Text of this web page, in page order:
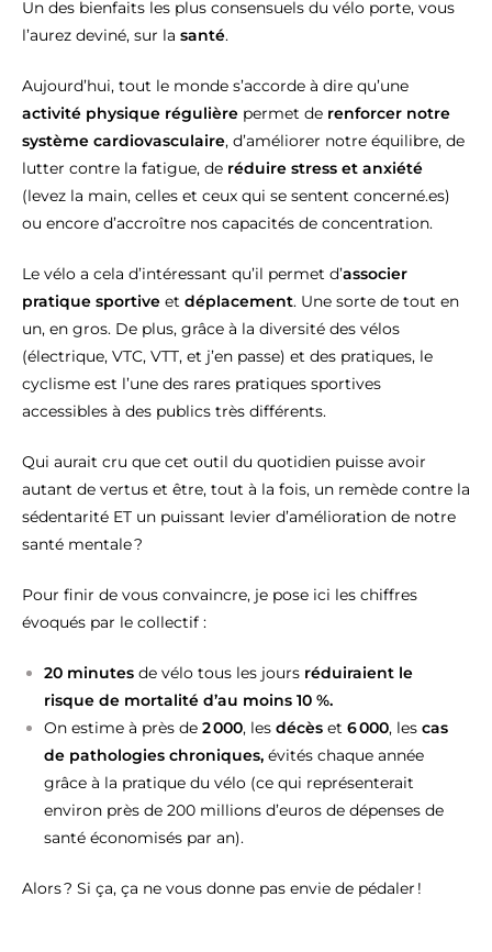
Un des bienfaits les plus consensuels du vélo porte, vous
l’aurez deviné, sur la santé.
Aujourd’hui, tout le monde s’accorde à dire qu’une
activité physique régulière permet de renforcer notre
système cardiovasculaire, d’améliorer notre équilibre, de
lutter contre la fatigue, de réduire stress et anxiété
(levez la main, celles et ceux qui se sentent concerné.es)
ou encore d’accroître nos capacités de concentration.
Le vélo a cela d’intéressant qu’il permet d’associer
pratique sportive et déplacement. Une sorte de tout en
un, en gros. De plus, grâce à la diversité des vélos
(électrique, VTC, VTT, et j’en passe) et des pratiques, le
cyclisme est l’une des rares pratiques sportives
accessibles à des publics très différents.
Qui aurait cru que cet outil du quotidien puisse avoir
autant de vertus et être, tout à la fois, un remède contre la
sédentarité ET un puissant levier d’amélioration de notre
santé mentale ?
Pour finir de vous convaincre, je pose ici les chiffres
évoqués par le collectif :
20 minutes de vélo tous les jours réduiraient le
risque de mortalité d’au moins 10 %.
On estime à près de 2 000, les décès et 6 000, les cas
de pathologies chroniques, évités chaque année
grâce à la pratique du vélo (ce qui représenterait
environ près de 200 millions d’euros de dépenses de
santé économisés par an).
Alors ? Si ça, ça ne vous donne pas envie de pédaler !